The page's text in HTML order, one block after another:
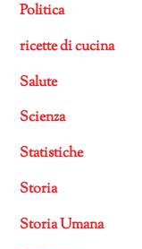
Politica
ricette di cucina
Salute
Scienza
Statistiche
Storia
Storia Umana